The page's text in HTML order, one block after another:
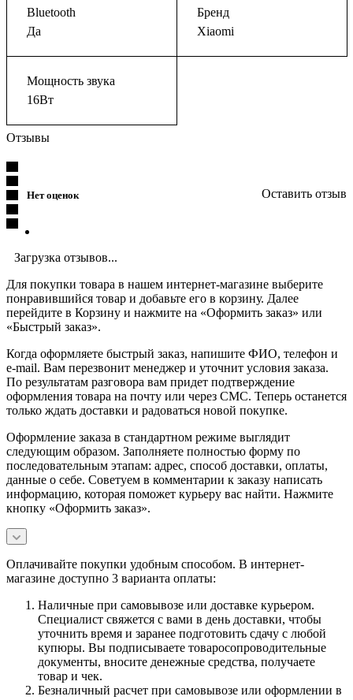
Bluetooth
Да
Бренд
Xiaomi
Мощность звука
16Вт
Отзывы
Нет оценок Оставить отзыв
Загрузка отзывов...
Для покупки товара в нашем интернет-магазине выберите
понравившийся товар и добавьте его в корзину. Далее
перейдите в Корзину и нажмите на «Оформить заказ» или
«Быстрый заказ».
Когда оформляете быстрый заказ, напишите ФИО, телефон и
e-mail. Вам перезвонит менеджер и уточнит условия заказа.
По результатам разговора вам придет подтверждение
оформления товара на почту или через СМС. Теперь останется
только ждать доставки и радоваться новой покупке.
Оформление заказа в стандартном режиме выглядит
следующим образом. Заполняете полностью форму по
последовательным этапам: адрес, способ доставки, оплаты,
данные о себе. Советуем в комментарии к заказу написать
информацию, которая поможет курьеру вас найти. Нажмите
кнопку «Оформить заказ».
Оплачивайте покупки удобным способом. В интернет-
магазине доступно 3 варианта оплаты:
Наличные при самовывозе или доставке курьером.
Специалист свяжется с вами в день доставки, чтобы
уточнить время и заранее подготовить сдачу с любой
купюры. Вы подписываете товаросопроводительные
документы, вносите денежные средства, получаете
товар и чек.
Безналичный расчет при самовывозе или оформлении в